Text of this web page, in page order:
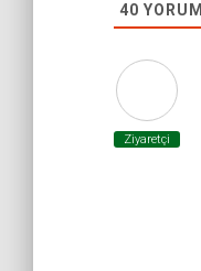
40 YORUM
Ziyaretçi